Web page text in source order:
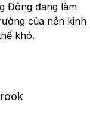
Đông đang làm
của nền kinh
khó.